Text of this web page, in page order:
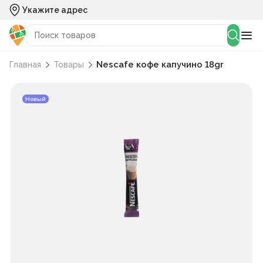
Укажите адрес
Главная Товары Nescafe кофе капучино 18gr
Новый